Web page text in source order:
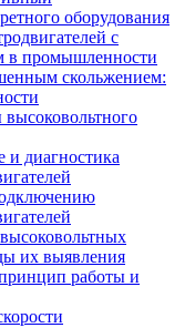
оборудования
с
в промышленности
скольжением:
и диагностика
их выявления
работы и